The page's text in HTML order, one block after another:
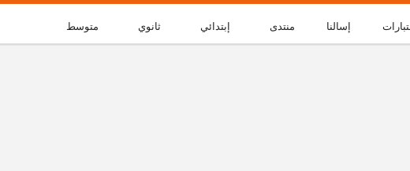
متوسط ثانوي إبتدائي منتدى إسالنا